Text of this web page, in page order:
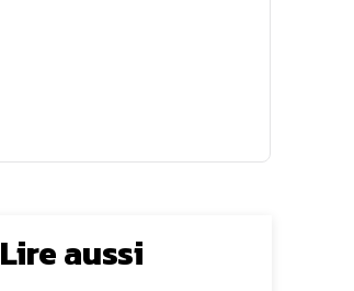
Lire aussi